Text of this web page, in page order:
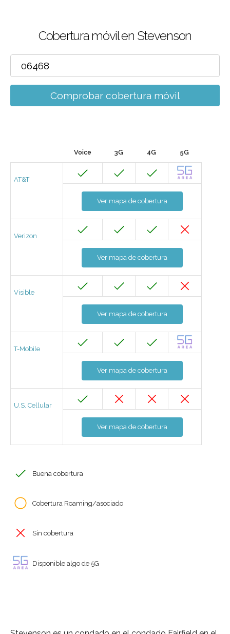
Cobertura móvil en Stevenson
Comprobar cobertura móvil
Voice 3G 4G 5G
AT&T
Ver mapa de cobertura
Verizon
Ver mapa de cobertura
Visible
Ver mapa de cobertura
T-Mobile
Ver mapa de cobertura
U.S. Cellular
Ver mapa de cobertura
Buena cobertura
Cobertura Roaming/asociado
Sin cobertura
Disponible algo de 5G